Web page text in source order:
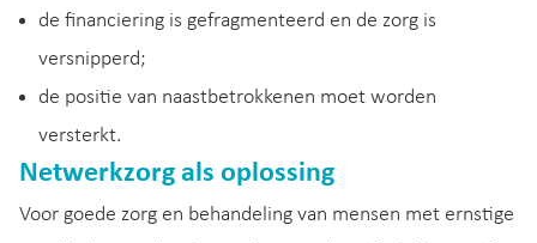
de financiering is gefragmenteerd en de zorg is
versnipperd;
de positie van naastbetrokkenen moet worden
versterkt.
Netwerkzorg als oplossing
Voor goede zorg en behandeling van mensen met ernstige